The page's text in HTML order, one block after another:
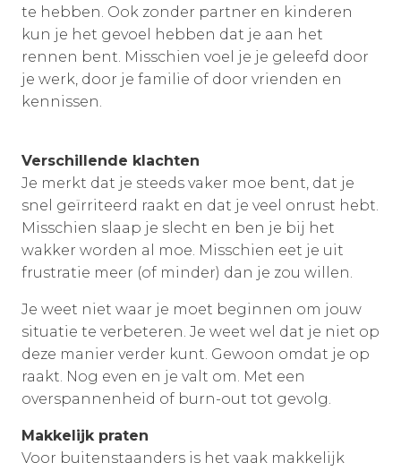
te hebben. Ook zonder partner en kinderen
kun je het gevoel hebben dat je aan het
rennen bent. Misschien voel je je geleefd door
je werk, door je familie of door vrienden en
kennissen.
Verschillende klachten
Je merkt dat je steeds vaker moe bent, dat je
snel geïrriteerd raakt en dat je veel onrust hebt.
Misschien slaap je slecht en ben je bij het
wakker worden al moe. Misschien eet je uit
frustratie meer (of minder) dan je zou willen.
Je weet niet waar je moet beginnen om jouw
situatie te verbeteren. Je weet wel dat je niet op
deze manier verder kunt. Gewoon omdat je op
raakt. Nog even en je valt om. Met een
overspannenheid of burn-out tot gevolg.
Makkelijk praten
Voor buitenstaanders is het vaak makkelijk